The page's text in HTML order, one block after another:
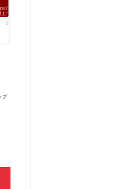
fmnagano2.com/saturdayd/
上てつや、酒井雄二、北山陽一のコメントがオンエア！
5
プ